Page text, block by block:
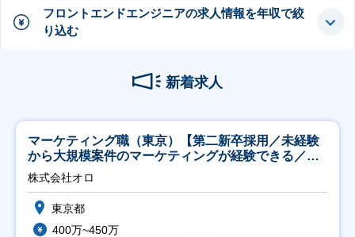
フロントエンドエンジニアの求人情報を年収で絞
り込む
新着求人
マーケティング職（東京）【第二新卒採用／未経験
から大規模案件のマーケティングが経験できる／研
修充実】
株式会社オロ
東京都
400万~450万